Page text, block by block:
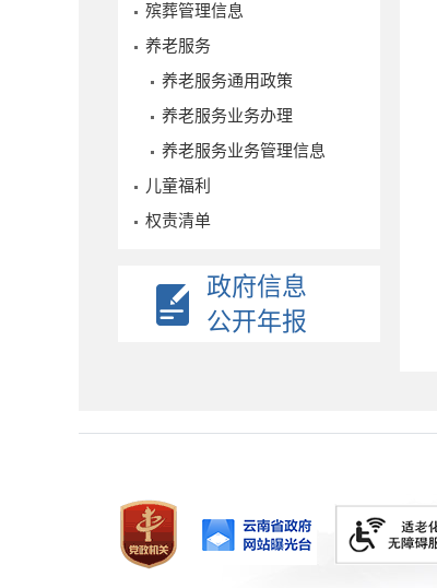
殡葬管理信息
养老服务
养老服务通用政策
养老服务业务办理
养老服务业务管理信息
儿童福利
权责清单
政府信息
公开年报